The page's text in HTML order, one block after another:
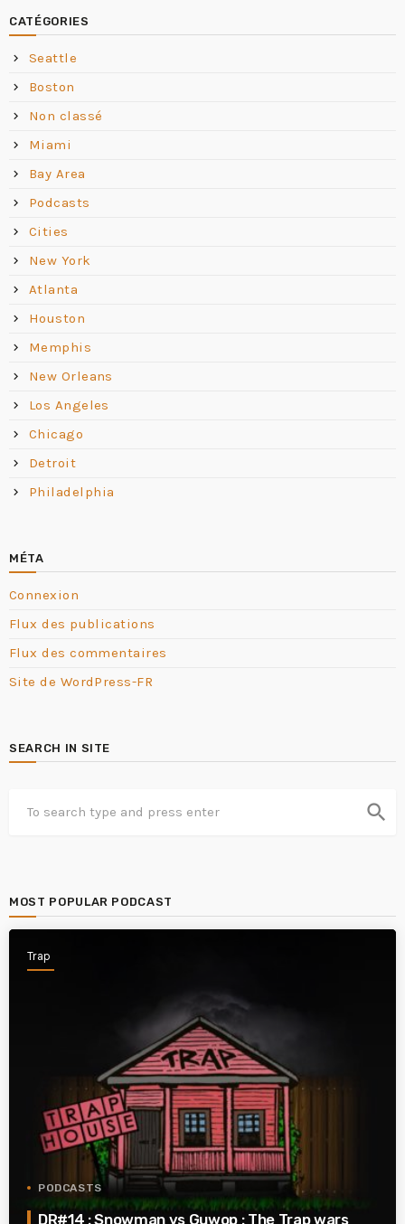
CATÉGORIES
Seattle
Boston
Non classé
Miami
Bay Area
Podcasts
Cities
New York
Atlanta
Houston
Memphis
New Orleans
Los Angeles
Chicago
Detroit
Philadelphia
MÉTA
Connexion
Flux des publications
Flux des commentaires
Site de WordPress-FR
SEARCH IN SITE
search
MOST POPULAR PODCAST
Trap
PODCASTS
DR#14 : Snowman vs Guwop : The Trap wars